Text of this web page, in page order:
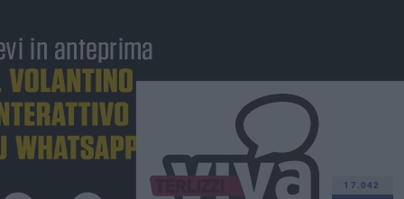
17.042